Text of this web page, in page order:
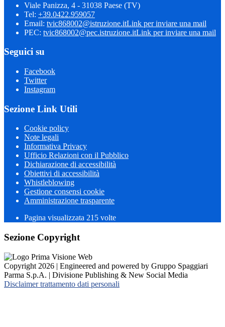
Viale Panizza, 4 - 31038 Paese (TV)
Tel: +39.0422.959057
Email: tvic868002@istruzione.itLink per inviare una mail
PEC: tvic868002@pec.istruzione.itLink per inviare una mail
Seguici su
Facebook
Twitter
Instagram
Sezione Link Utili
Cookie policy
Note legali
Informativa Privacy
Ufficio Relazioni con il Pubblico
Dichiarazione di accessibilità
Obiettivi di accessibilità
Whistleblowing
Gestione consensi cookie
Amministrazione trasparente
Pagina visualizzata 215 volte
Sezione Copyright
Copyright 2026 | Engineered and powered by Gruppo Spaggiari
Parma S.p.A. | Divisione Publishing & New Social Media
Disclaimer trattamento dati personali